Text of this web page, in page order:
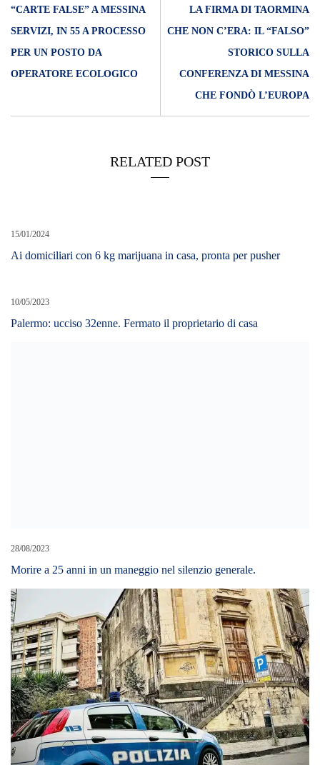
“CARTE FALSE” A MESSINA
SERVIZI, IN 55 A PROCESSO
PER UN POSTO DA
OPERATORE ECOLOGICO
LA FIRMA DI TAORMINA
CHE NON C’ERA: IL “FALSO”
STORICO SULLA
CONFERENZA DI MESSINA
CHE FONDÒ L’EUROPA
RELATED POST
15/01/2024
Ai domiciliari con 6 kg marijuana in casa, pronta per pusher
10/05/2023
Palermo: ucciso 32enne. Fermato il proprietario di casa
28/08/2023
Morire a 25 anni in un maneggio nel silenzio generale.